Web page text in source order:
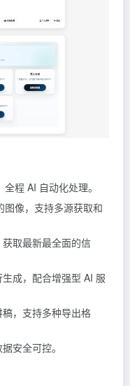
程 AI 自动化处理。
图像，支持多源获取和
取最新最全面的信
成，配合增强型 AI 服
，支持多种导出格
安全可控。